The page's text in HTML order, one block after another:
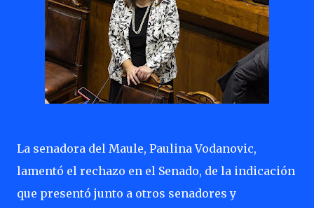
La senadora del Maule, Paulina Vodanovic,
lamentó el rechazo en el Senado, de la indicación
que presentó junto a otros senadores y